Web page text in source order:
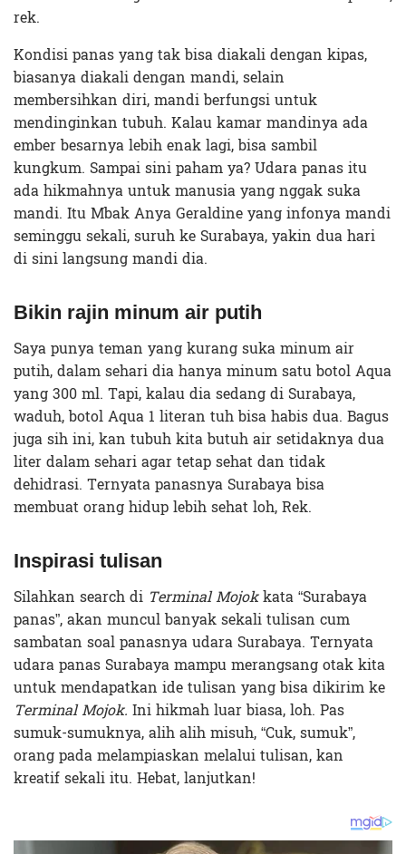
rek.
Kondisi panas yang tak bisa diakali dengan kipas,
biasanya diakali dengan mandi, selain
membersihkan diri, mandi berfungsi untuk
mendinginkan tubuh. Kalau kamar mandinya ada
ember besarnya lebih enak lagi, bisa sambil
kungkum. Sampai sini paham ya? Udara panas itu
ada hikmahnya untuk manusia yang nggak suka
mandi. Itu Mbak Anya Geraldine yang infonya mandi
seminggu sekali, suruh ke Surabaya, yakin dua hari
di sini langsung mandi dia.
Bikin rajin minum air putih
Saya punya teman yang kurang suka minum air
putih, dalam sehari dia hanya minum satu botol Aqua
yang 300 ml. Tapi, kalau dia sedang di Surabaya,
waduh, botol Aqua 1 literan tuh bisa habis dua. Bagus
juga sih ini, kan tubuh kita butuh air setidaknya dua
liter dalam sehari agar tetap sehat dan tidak
dehidrasi. Ternyata panasnya Surabaya bisa
membuat orang hidup lebih sehat loh, Rek.
Inspirasi tulisan
Silahkan search di Terminal Mojokkata “Surabaya
panas”, akan muncul banyak sekali tulisan cum
sambatan soal panasnya udara Surabaya. Ternyata
udara panas Surabaya mampu merangsang otak kita
untuk mendapatkan ide tulisan yang bisa dikirim ke
Terminal Mojok. Ini hikmah luar biasa, loh. Pas
sumuk-sumuknya, alih alih misuh, “Cuk, sumuk”,
orang pada melampiaskan melalui tulisan, kan
kreatif sekali itu. Hebat, lanjutkan!